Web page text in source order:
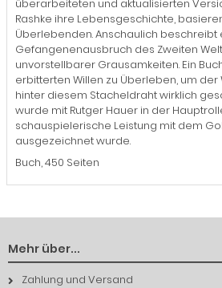
überarbeiteten und aktualisierten
Rashke ihre Lebensgeschichte,
Überlebenden. Anschaulich beschreibt
Gefangenenausbruch des Zweiten
unvorstellbarer Grausamkeiten. Ein
erbitterten Willen zu Überleben, um der
hinter diesem Stacheldraht wirklich
wurde mit Rutger Hauer in der
schauspielerische Leistung mit dem
ausgezeichnet wurde.
Buch, 450 Seiten
Mehr über...
Zahlung und Versand